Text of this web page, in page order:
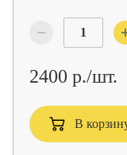
2400 р./шт.
В